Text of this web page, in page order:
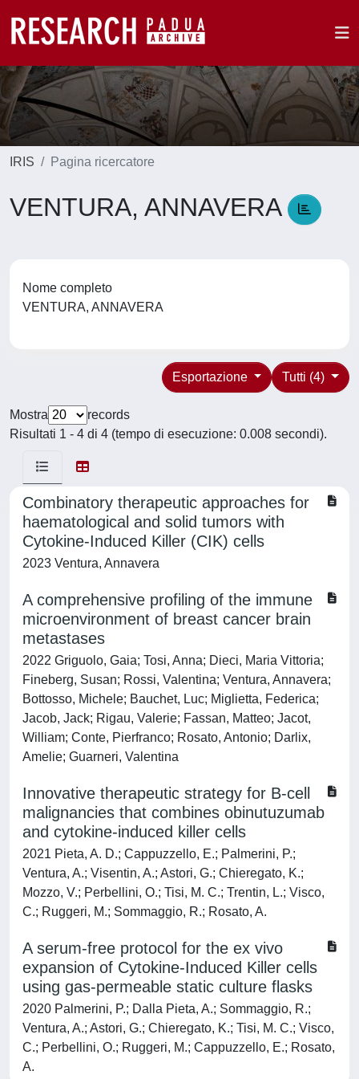
IRIS Pagina ricercatore
VENTURA, ANNAVERA
Nome completo
VENTURA, ANNAVERA
Tutti (4)
Esportazione
Mostra
records
Risultati 1 - 4 di 4 (tempo di esecuzione: 0.008 secondi).
Combinatory therapeutic approaches for
haematological and solid tumors with
Cytokine-Induced Killer (CIK) cells
2023 Ventura, Annavera
A comprehensive profiling of the immune
microenvironment of breast cancer brain
metastases
2022 Griguolo, Gaia; Tosi, Anna; Dieci, Maria Vittoria;
Fineberg, Susan; Rossi, Valentina; Ventura, Annavera;
Bottosso, Michele; Bauchet, Luc; Miglietta, Federica;
Jacob, Jack; Rigau, Valerie; Fassan, Matteo; Jacot,
William; Conte, Pierfranco; Rosato, Antonio; Darlix,
Amelie; Guarneri, Valentina
Innovative therapeutic strategy for B-cell
malignancies that combines obinutuzumab
and cytokine-induced killer cells
2021 Pieta, A. D.; Cappuzzello, E.; Palmerini, P.;
Ventura, A.; Visentin, A.; Astori, G.; Chieregato, K.;
Mozzo, V.; Perbellini, O.; Tisi, M. C.; Trentin, L.; Visco,
C.; Ruggeri, M.; Sommaggio, R.; Rosato, A.
A serum-free protocol for the ex vivo
expansion of Cytokine-Induced Killer cells
using gas-permeable static culture flasks
2020 Palmerini, P.; Dalla Pieta, A.; Sommaggio, R.;
Ventura, A.; Astori, G.; Chieregato, K.; Tisi, M. C.; Visco,
C.; Perbellini, O.; Ruggeri, M.; Cappuzzello, E.; Rosato,
A.